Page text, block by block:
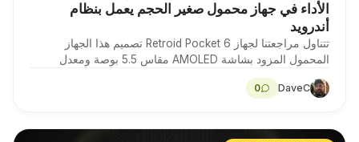
الأداء في جهاز محمول صغير الحجم يعمل بنظام
أندرويد
تتناول مراجعتنا لجهاز Retroid Pocket 6 تصميم هذا الجهاز
المحمول المزود بشاشة AMOLED مقاس 5.5 بوصة ومعدل
DaveC
0